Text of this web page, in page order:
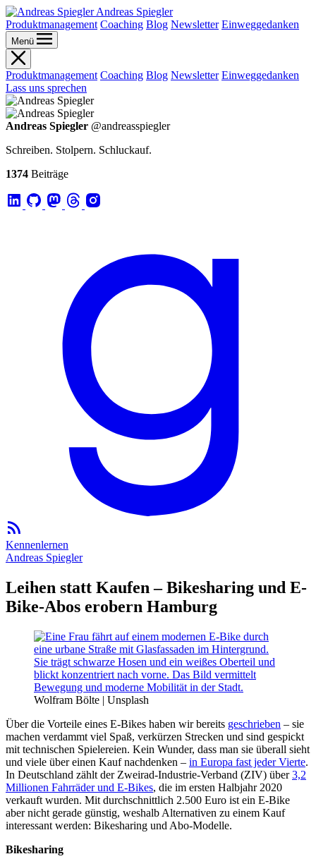
Andreas Spiegler
Produktmanagement Coaching Blog Newsletter Einweggedanken
Menü
Produktmanagement Coaching Blog Newsletter Einweggedanken
Lass uns sprechen
Andreas Spiegler @andreasspiegler
Schreiben. Stolpern. Schluckauf.
1374 Beiträge
Kennenlernen
Andreas Spiegler
Leihen statt Kaufen – Bikesharing und E-
Bike-Abos erobern Hamburg
Wolfram Bölte | Unsplash
Über die Vorteile eines E-Bikes haben wir bereits geschrieben – sie
machen verdammt viel Spaß, verkürzen Strecken und sind gespickt
mit technischen Spielereien. Kein Wunder, dass man sie überall sieht
und viele über einen Kauf nachdenken – in Europa fast jeder Vierte.
In Deutschland zählt der Zweirad-Industrie-Verband (ZIV) über3,2
Millionen Fahrräder und E-Bikes, die im ersten Halbjahr 2020
verkauft wurden. Mit durchschnittlich 2.500 Euro ist ein E-Bike
aber nicht gerade günstig, weshalb Alternativen zu einem Kauf
interessant werden: Bikesharing und Abo-Modelle.
Bikesharing